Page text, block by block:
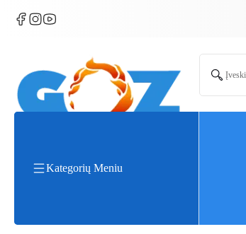
Search ...
Kategorių Meniu